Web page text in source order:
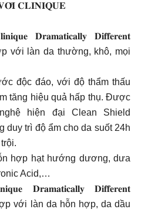
𝐂𝐋𝐈𝐍𝐈𝐐𝐔𝐄
𝐃𝐫𝐚𝐦𝐚𝐭𝐢𝐜𝐚𝐥𝐥𝐲 𝐃𝐢𝐟𝐟𝐞𝐫𝐞𝐧𝐭
với làn da thường, khô, mọi
độc đáo, với độ thẩm thấu
tăng hiệu quả hấp thụ. Được
hiện đại Clean Shield
duy trì độ ẩm cho da suốt 24h
hợp hạt hướng dương, dưa
Acid,…
𝐃𝐫𝐚𝐦𝐚𝐭𝐢𝐜𝐚𝐥𝐥𝐲 𝐃𝐢𝐟𝐟𝐞𝐫𝐞𝐧𝐭
hợp với làn da hỗn hợp, da dầu